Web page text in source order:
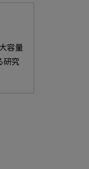
容量
研究